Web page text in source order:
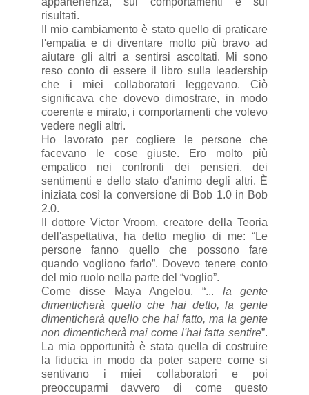
risultati.
Il mio cambiamento è stato quello di praticare
l'empatia e di diventare molto più bravo ad
aiutare gli altri a sentirsi ascoltati. Mi sono
reso conto di essere il libro sulla leadership
che i miei collaboratori leggevano. Ciò
significava che dovevo dimostrare, in modo
coerente e mirato, i comportamenti che volevo
vedere negli altri.
Ho lavorato per cogliere le persone che
facevano le cose giuste. Ero molto più
empatico nei confronti dei pensieri, dei
sentimenti e dello stato d'animo degli altri. È
iniziata così la conversione di Bob 1.0 in Bob
2.0.
Il dottore Victor Vroom, creatore della Teoria
dell'aspettativa, ha detto meglio di me: “Le
persone fanno quello che possono fare
quando vogliono farlo”. Dovevo tenere conto
del mio ruolo nella parte del “voglio”.
Come disse Maya Angelou, “... la gente
dimenticherà quello che hai detto, la gente
dimenticherà quello che hai fatto, ma la gente
non dimenticherà mai come l'hai fatta sentire”.
La mia opportunità è stata quella di costruire
la fiducia in modo da poter sapere come si
sentivano i miei collaboratori e poi
preoccuparmi davvero di come questo